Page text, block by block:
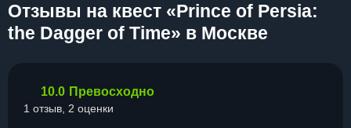
Отзывы на квест «Prince of Persia:
the Dagger of Time» в Москве
10.0 Превосходно
1 отзыв, 2 оценки